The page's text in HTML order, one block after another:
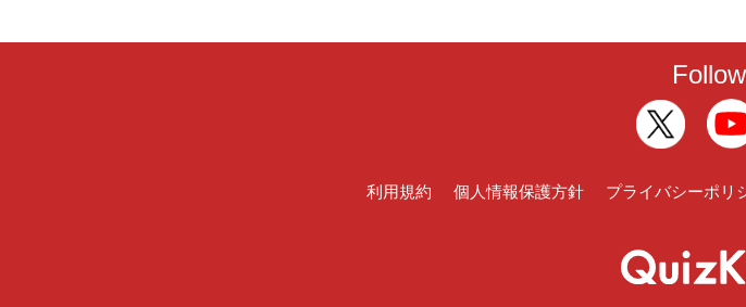
利用規約 個人情報保護方針 プライバシーポリ